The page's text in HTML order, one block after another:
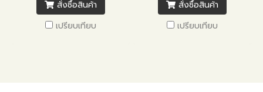
สั่งซื้อสินค้า
เปรียบเทียบ
สั่งซื้อสินค้า
เปรียบเทียบ